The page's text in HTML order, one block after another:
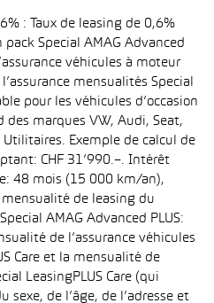
: Taux de leasing de 0,6%
Special AMAG Advanced
véhicules à moteur
mensualités Special
pour les véhicules d’occasion
marques VW, Audi, Seat,
Utilitaires. Exemple de calcul de
CHF 31’990.–. Intérêt
48 mois (15 000 km/an),
de leasing du
AMAG Advanced PLUS:
de l’assurance véhicules
Care et la mensualité de
LeasingPLUS Care (qui
de l’âge, de l’adresse et